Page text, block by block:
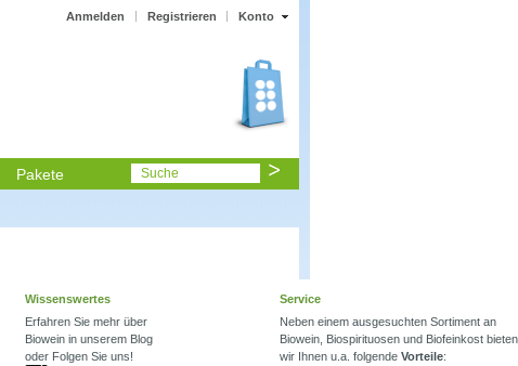
Konto
Anmelden Registrieren
Pakete Suche
Wissenswertes
Erfahren Sie mehr über
Biowein in unserem Blog
oder Folgen Sie uns!
Service
Neben einem ausgesuchten Sortiment an
Biowein, Biospirituosen und Biofeinkost bieten
wir Ihnen u.a. folgende Vorteile: